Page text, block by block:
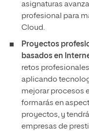
asignaturas
profesional para
Cloud.
Proyectos
basados en
retos
aplicando
mejorar procesos
formarás en
proyectos, y
empresas de